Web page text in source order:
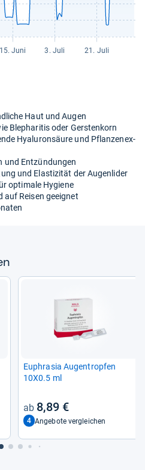
Haut und Augen
Ble­pha­ri­tis oder Gers­ten­korn
Hyalu­ron­säure und Pflan­zen­ex­
und Ent­zün­dun­gen
und Elas­ti­zi­tät der Augen­li­der
opti­male Hygiene
Rei­sen geeig­net
Euphra­sia Augen­trop­fen
10X0.5 ml
8,89 €
4 Angebote vergleichen